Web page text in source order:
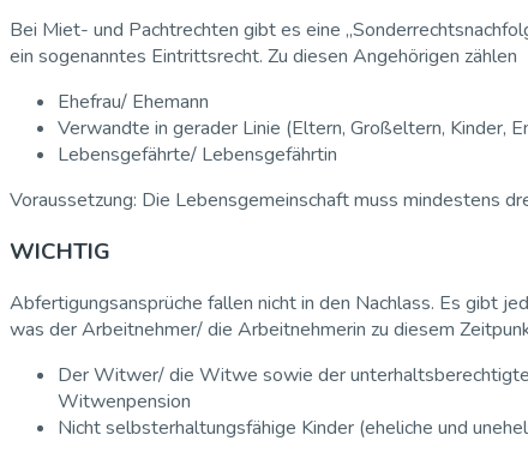
Bei Miet- und Pachtrechten gibt es eine
ein sogenanntes Eintrittsrecht. Zu diesen Angehörigen zählen
Ehefrau/ Ehemann
Verwandte in gerader Linie (Eltern, Großeltern, Kinder,
Lebensgefährte/ Lebensgefährtin
Voraussetzung: Die Lebensgemeinschaft muss mindestens
WICHTIG
Abfertigungsansprüche fallen nicht in den Nachlass. Es gibt
was der Arbeitnehmer/ die Arbeitnehmerin zu diesem
Der Witwer/ die Witwe sowie der
Witwenpension
Nicht selbsterhaltungsfähige Kinder (eheliche und